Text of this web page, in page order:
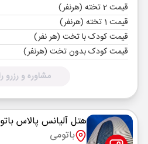
قیمت 2 تخته (هرنفر)
قیمت 1 تخته (هرنفر)
قیمت کودک با تخت (هر نفر)
قیمت کودک بدون تخت (هرنفر)
مشاوره و رزرو
هتل آلیانس پالاس
باتومی